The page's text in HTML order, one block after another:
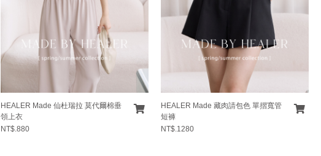
HEALER Made 仙杜瑞拉 莫代爾棉垂
領上衣
NT$.880
HEALER Made 藏肉請包色 單摺寬管
短褲
NT$.1280